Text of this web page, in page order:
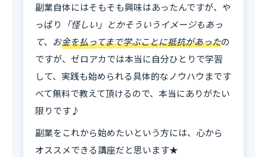
副業自体にはそもそも興味はあったんですが、や
っぱり
「怪しい」とかそういうイメージもあっ
て、お金を払ってまで学ぶことに抵抗があったの
ですが、ゼロアカでは本当に自分ひとりで学習
して、実践も始められる具体的なノウハウまです
べて無料で教えて頂けるので、本当にありがたい
限りです♪
副業をこれから始めたいという方には、心から
オススメできる講座だと思います★